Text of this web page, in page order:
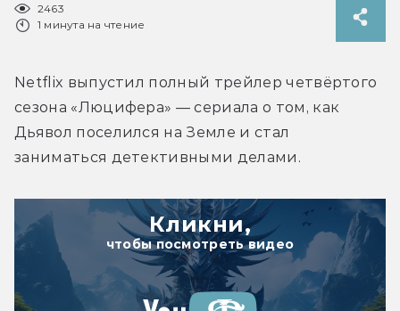
2463
1 минута на чтение
Netflix выпустил полный трейлер четвёртого
сезона «Люцифера» — сериала о том, как
Дьявол поселился на Земле и стал
заниматься детективными делами.
Кликни,
чтобы посмотреть видео